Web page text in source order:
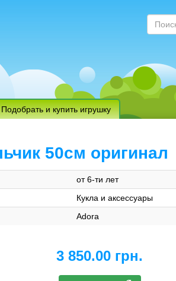
Подобрать и купить игрушку
50см оригинал
от 6-ти лет
Кукла и аксессуары
Adora
3 850.00 грн.